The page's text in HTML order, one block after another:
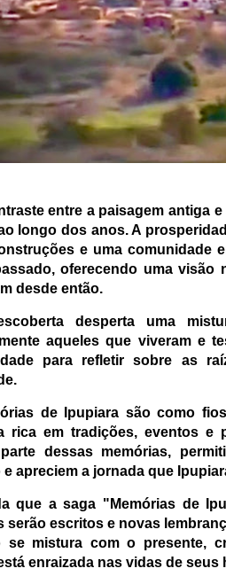
entre a paisagem antiga
longo dos anos. A
e uma comunidade
oferecendo uma visão
desde então.
desperta uma
aqueles que viveram e
para refletir sobre as
de Ipupiara são como
rica em tradições, eventos e
dessas memórias,
e apreciem a jornada que
que a saga "Memórias de
serão escritos e novas
se mistura com o presente,
enraizada nas vidas de seus